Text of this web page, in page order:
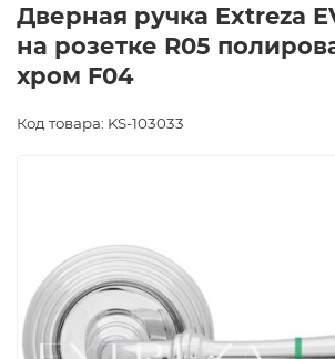
Дверная ручка Extreza
на розетке R05
хром F04
Код товара: KS-103033